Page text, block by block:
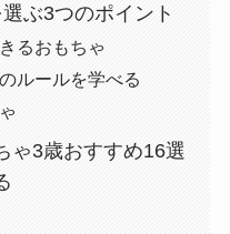
ぶ3つのポイント
るおもちゃ
ルールを学べる
ゃ3歳おすすめ16選